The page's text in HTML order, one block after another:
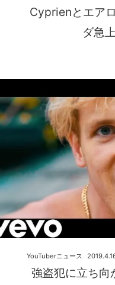
Cyprienとエア
ダ急
強盗犯に立ち向
YouTuberニュース